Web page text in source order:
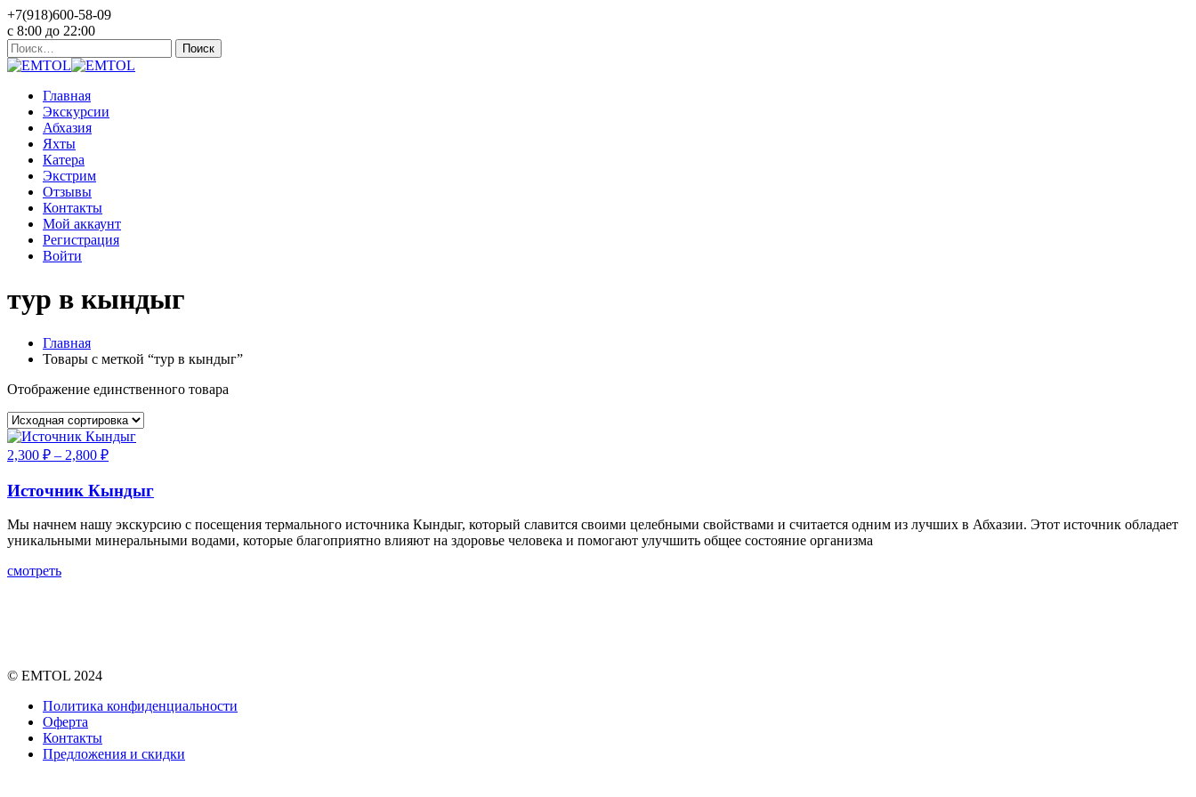
+7(918)600-58-09
c 8:00 до 22:00
Найти:
Главная
Экскурсии
Абхазия
Яхты
Катера
Экстрим
Отзывы
Контакты
Мой аккаунт
Регистрация
Войти
тур в кындыг
Главная
Товары с меткой “тур в кындыг”
Отображение единственного товара
2,300 ₽ – 2,800 ₽
Источник Кындыг
Мы начнем нашу экскурсию с посещения термального источника Кындыг, который славится своими целебными свойствами и считается одним из лучших в Абхазии. Этот источник обладает
уникальными минеральными водами, которые благоприятно влияют на здоровье человека и помогают улучшить общее состояние организма
смотреть
© EMTOL 2024
Политика конфиденциальности
Оферта
Контакты
Предложения и скидки